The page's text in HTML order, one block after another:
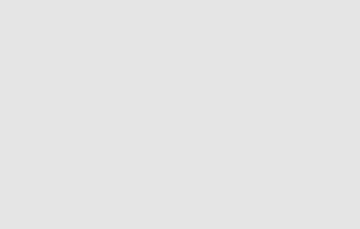
niet in behandeling genomen.